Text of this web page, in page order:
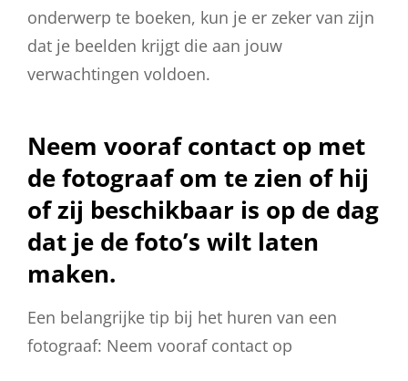
onderwerp te boeken, kun je er zeker van zijn
dat je beelden krijgt die aan jouw
verwachtingen voldoen.
Neem vooraf contact op met
de fotograaf om te zien of hij
of zij beschikbaar is op de dag
dat je de foto’s wilt laten
maken.
Een belangrijke tip bij het huren van een
fotograaf: Neem vooraf contact op